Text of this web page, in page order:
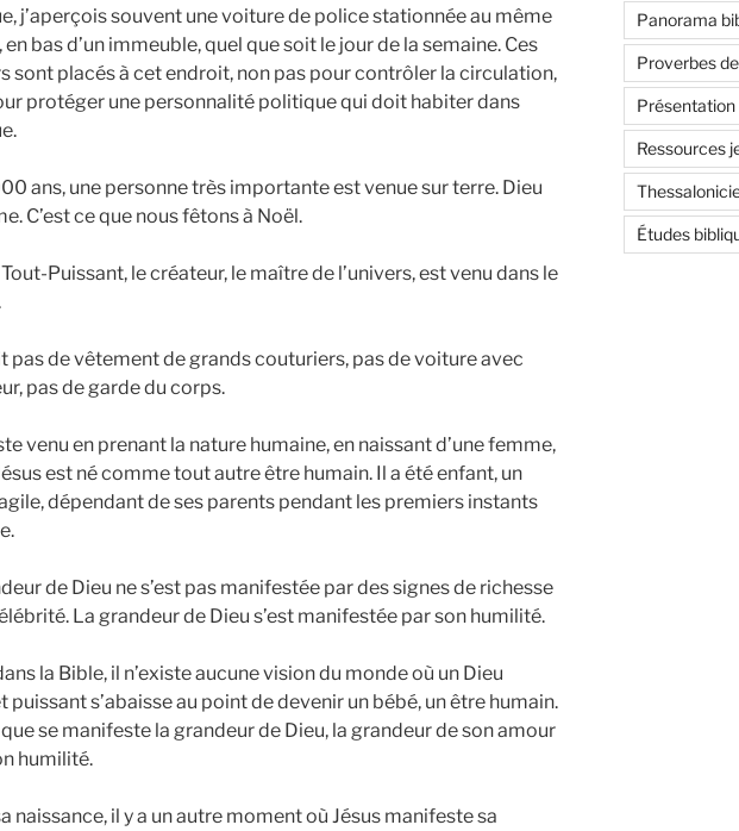
j’aperçois souvent une voiture de police stationnée au même
bas d’un immeuble, quel que soit le jour de la semaine. Ces
sont placés à cet endroit, non pas pour contrôler la circulation,
protéger une personnalité politique qui doit habiter dans
ans, une personne très importante est venue sur terre. Dieu
C’est ce que nous fêtons à Noël.
Puissant, le créateur, le maître de l’univers, est venu dans le
pas de vêtement de grands couturiers, pas de voiture avec
pas de garde du corps.
venu en prenant la nature humaine, en naissant d’une femme,
est né comme tout autre être humain. Il a été enfant, un
dépendant de ses parents pendant les premiers instants
de Dieu ne s’est pas manifestée par des signes de richesse
La grandeur de Dieu s’est manifestée par son humilité.
la Bible, il n’existe aucune vision du monde où un Dieu
puissant s’abaisse au point de devenir un bébé, un être humain.
que se manifeste la grandeur de Dieu, la grandeur de son amour
humilité.
naissance, il y a un autre moment où Jésus manifeste sa
Panorama
Proverbes
Présentation
Ressources
Études